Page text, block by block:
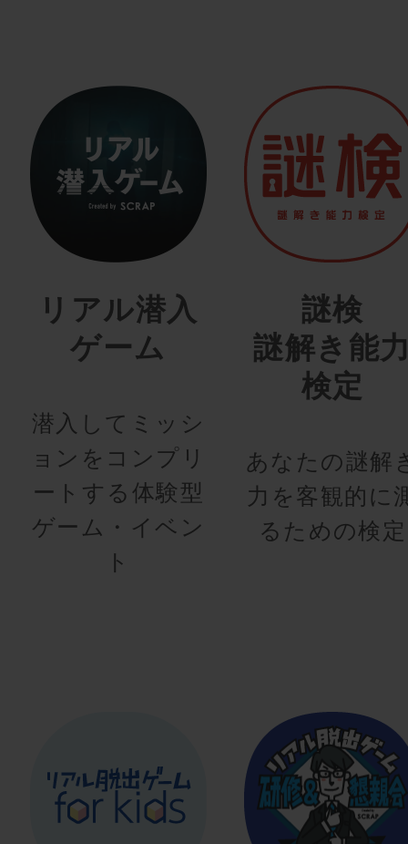
リアル潜入
ゲーム
潜入してミッシ
ョンをコンプリ
ートする体験型
ゲーム・イベン
ト
謎検
謎解き能
検定
あなたの謎解
力を客観的に
るための検定